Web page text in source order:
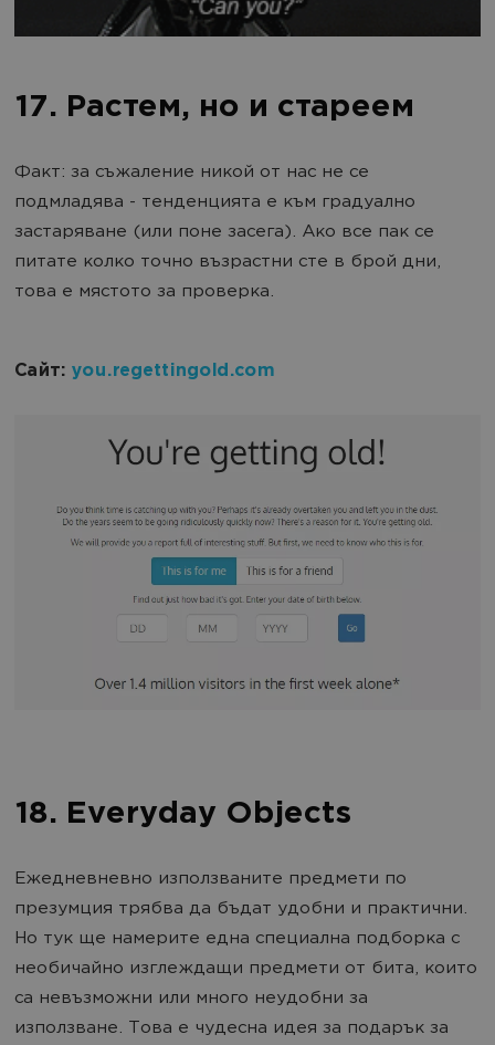
17. Растем, но и стареем
Факт: за съжаление никой от нас не се
подмладява - тенденцията е към градуално
застаряване (или поне засега). Ако все пак се
питате колко точно възрастни сте в брой дни,
това е мястото за проверка.
Сайт: you.regettingold.com
18. Everyday Objects
Ежедневневно използваните предмети по
презумция трябва да бъдат удобни и практични.
Но тук ще намерите една специална подборка с
необичайно изглеждащи предмети от бита, които
са невъзможни или много неудобни за
използване. Това е чудесна идея за подарък за